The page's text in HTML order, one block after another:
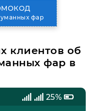
фар
клиентов об
фар в
25%